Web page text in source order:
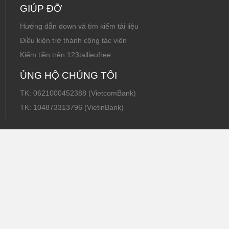
GIÚP ĐỠ
Hướng dẫn down và tìm kiếm tài liệu
Điều kiện trở thành cộng tác viên
Kiếm tiền trên 123tailieufree
ỦNG HỘ CHÚNG TÔI
TK: 0621000452388 (VietcomBank)
TK: 104873313796 (VietinBank)